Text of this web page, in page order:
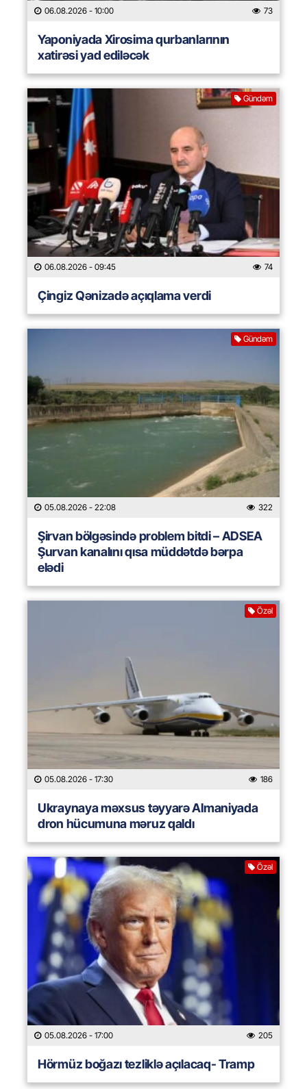
06.08.2026 - 10:00 73
Yaponiyada Xirosima qurbanlarının
xatirəsi yad ediləcək
Gündəm
06.08.2026 - 09:45 74
Çingiz Qənizadə açıqlama verdi
Gündəm
05.08.2026 - 22:08 322
Şirvan bölgəsində problem bitdi – ADSEA
Şurvan kanalını qısa müddətdə bərpa
elədi
Özəl
05.08.2026 - 17:30 186
Ukraynaya məxsus təyyarə Almaniyada
dron hücumuna məruz qaldı
Özəl
05.08.2026 - 17:00 205
Hörmüz boğazı tezliklə açılacaq- Tramp